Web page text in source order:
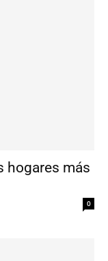
hogares más
0